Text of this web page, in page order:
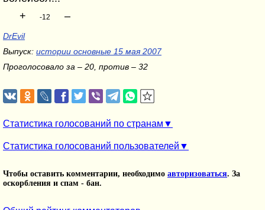
+
-12 –
DrEvil
Выпуск: истории основные 15 мая 2007
Проголосовало за – 20, против – 32
Статистика голосований по странам
Статистика голосований пользователей
Чтобы оставить комментарии, необходимо авторизоваться. За
оскорбления и спам - бан.